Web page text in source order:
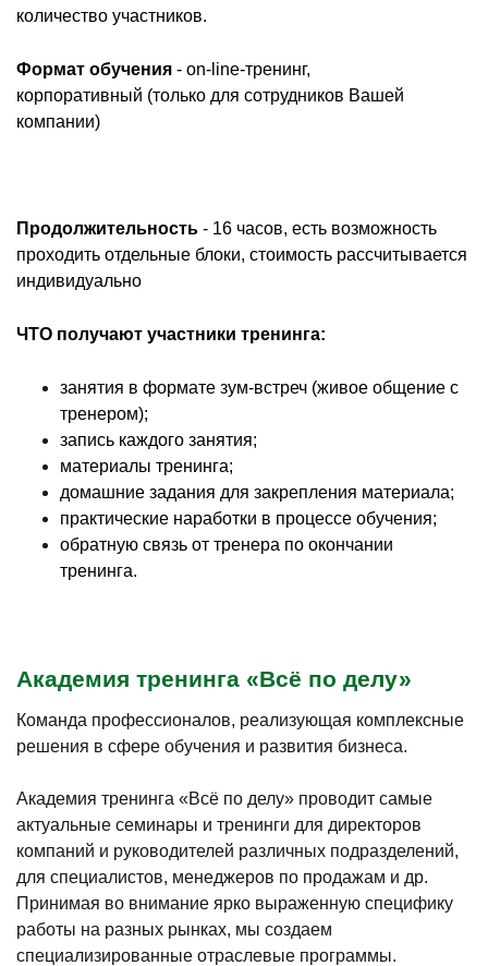
количество участников.
Формат обучения - on-line-тренинг,
корпоративный (только для сотрудников Вашей
компании)
Продолжительность - 16 часов, есть возможность
проходить отдельные блоки, стоимость рассчитывается
индивидуально
ЧТО получают участники тренинга:
занятия в формате зум-встреч (живое общение с
тренером);
запись каждого занятия;
материалы тренинга;
домашние задания для закрепления материала;
практические наработки в процессе обучения;
обратную связь от тренера по окончании
тренинга.
Академия тренинга «Всё по делу»
Команда профессионалов, реализующая комплексные
решения в сфере обучения и развития бизнеса.
Академия тренинга «Всё по делу» проводит самые
актуальные семинары и тренинги для директоров
компаний и руководителей различных подразделений,
для специалистов, менеджеров по продажам и др.
Принимая во внимание ярко выраженную специфику
работы на разных рынках, мы создаем
специализированные отраслевые программы.